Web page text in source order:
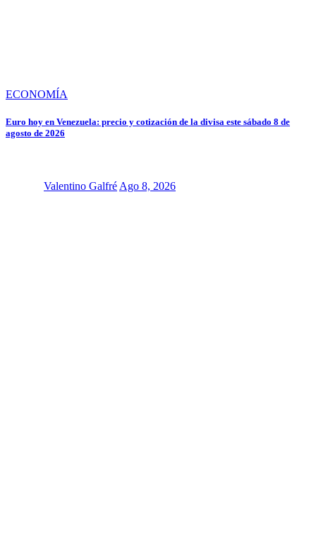
ECONOMÍA
Euro hoy en Venezuela: precio y cotización de la divisa este sábado 8 de
agosto de 2026
Valentino GalfréAgo 8, 2026